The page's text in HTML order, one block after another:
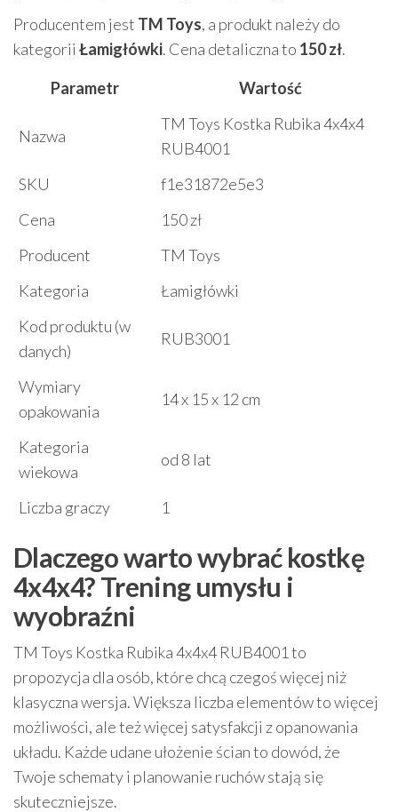
Producentem jest TM Toys, a produkt należy do
kategorii Łamigłówki. Cena detaliczna to 150 zł.
Parametr
Wartość
Nazwa
TM Toys Kostka Rubika 4x4x4
RUB4001
SKU
f1e31872e5e3
Cena
150 zł
Producent
TM Toys
Kategoria
Łamigłówki
Kod produktu (w
danych)
RUB3001
Wymiary
opakowania
14 x 15 x 12 cm
Kategoria
wiekowa
od 8 lat
Liczba graczy 1
Dlaczego warto wybrać kostkę
4x4x4? Trening umysłu i
wyobraźni
TM Toys Kostka Rubika 4x4x4 RUB4001 to
propozycja dla osób, które chcą czegoś więcej niż
klasyczna wersja. Większa liczba elementów to więcej
możliwości, ale też więcej satysfakcji z opanowania
układu. Każde udane ułożenie ścian to dowód, że
Twoje schematy i planowanie ruchów stają się
skuteczniejsze.